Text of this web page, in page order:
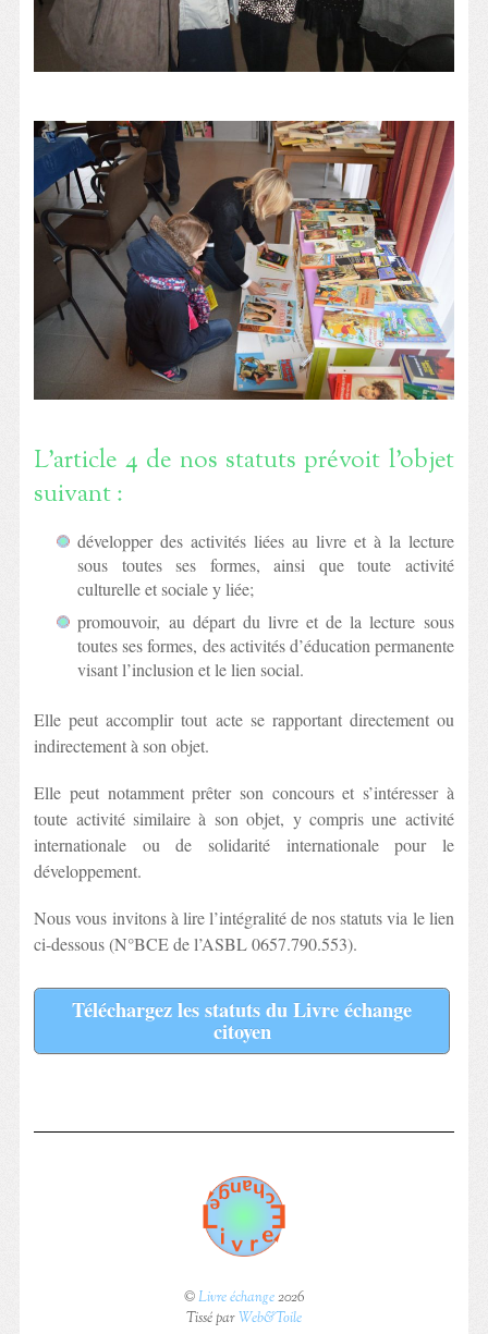
L’article 4 de nos statuts prévoit l’objet
suivant :
développer des activités liées au livre et à la lecture
sous toutes ses formes, ainsi que toute activité
culturelle et sociale y liée;
promouvoir, au départ du livre et de la lecture sous
toutes ses formes, des activités d’éducation permanente
visant l’inclusion et le lien social.
Elle peut accomplir tout acte se rapportant directement ou
indirectement à son objet.
Elle peut notamment prêter son concours et s’intéresser à
toute activité similaire à son objet, y compris une activité
internationale ou de solidarité internationale pour le
développement.
Nous vous invitons à lire l’intégralité de nos statuts via le lien
ci-dessous (N°BCE de l’ASBL 0657.790.553).
Téléchargez les statuts du Livre échange
citoyen
©Livre échange2026
Tissé parWeb&Toile